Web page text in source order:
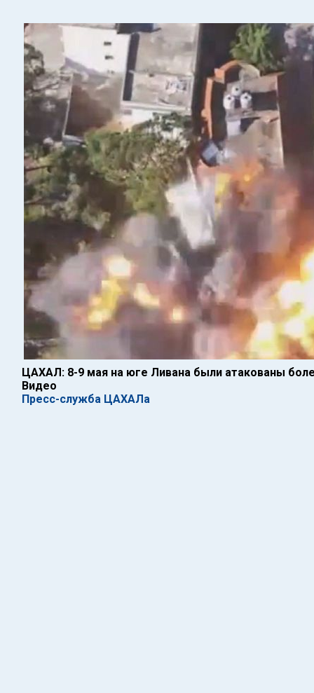
ЦАХАЛ: 8-9 мая на юге Ливана были атакованы
Видео
Пресс-служба ЦАХАЛа